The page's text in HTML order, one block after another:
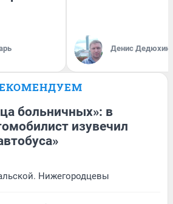
Денис Дедюхин
больничных»: в
изувечил
Нижегородцевы